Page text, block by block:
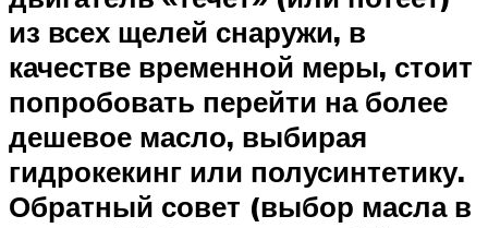
из всех щелей снаружи, в
качестве временной меры, стоит
попробовать перейти на более
дешевое масло, выбирая
гидрокекинг или полусинтетику.
Обратный совет (выбор масла в